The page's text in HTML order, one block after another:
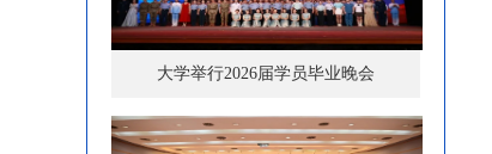
大学举行2026届学员毕业晚会